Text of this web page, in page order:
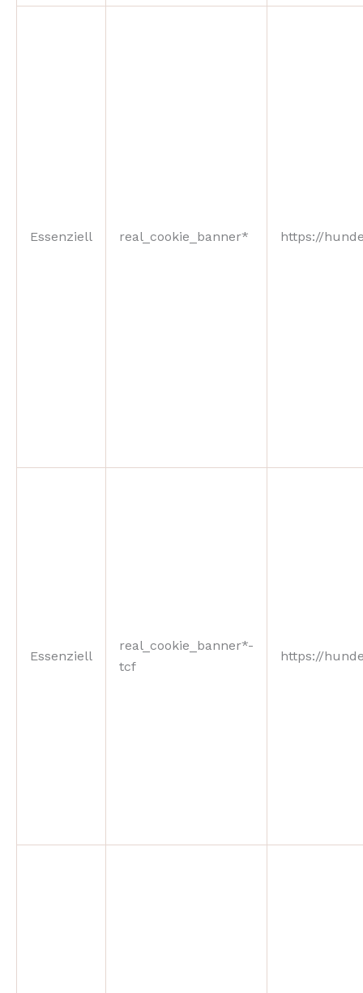
Essenziell real_cookie_banner* https://
Essenziell
real_cookie_banner*-
tcf
https://